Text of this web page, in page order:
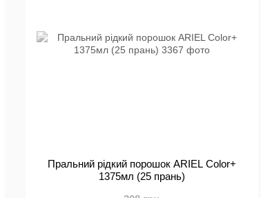
Пральний рідкий порошок ARIEL Color+
1375мл (25 прань)